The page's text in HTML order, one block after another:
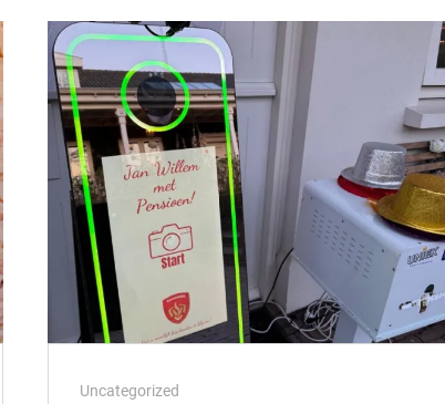
Cat
Uncategorized